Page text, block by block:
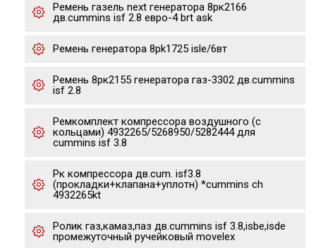
Ремень газель next генератора 8рк2166
дв.cummins isf 2.8 евро-4 brt ask
Ремень генератора 8pk1725 isle/6вт
Ремень 8рк2155 генератора газ-3302 дв.cummins
isf 2.8
Ремкомплект компрессора воздушного (с
кольцами) 4932265/5268950/5282444 для
cummins isf 3.8
Рк компрессора дв.cum. isf3.8
(прокладки+клапана+уплотн) *cummins ch
4932265kt
Ролик газ,камаз,паз дв.cummins isf 3.8,isbe,isde
промежуточный ручейковый movelex